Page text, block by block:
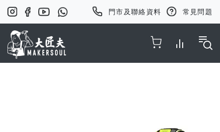
門市及聯絡資料 常見問題